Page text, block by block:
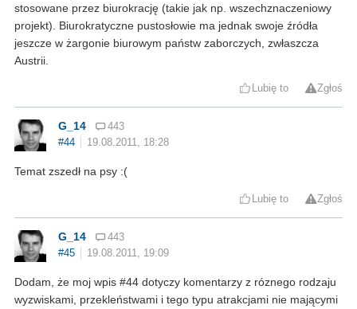
stosowane przez biurokrację (takie jak np. wszechznaczeniowy
projekt). Biurokratyczne pustosłowie ma jednak swoje źródła
jeszcze w żargonie biurowym państw zaborczych, zwłaszcza
Austrii.
Lubię to Zgłoś
G_14
443
#44
19.08.2011, 18:28
Temat zszedł na psy :(
Lubię to Zgłoś
G_14
443
#45
19.08.2011, 19:09
Dodam, że moj wpis #44 dotyczy komentarzy z róznego rodzaju
wyzwiskami, przekleństwami i tego typu atrakcjami nie mającymi